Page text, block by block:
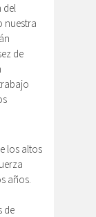
del
nuestra
de
los altos
años.
de